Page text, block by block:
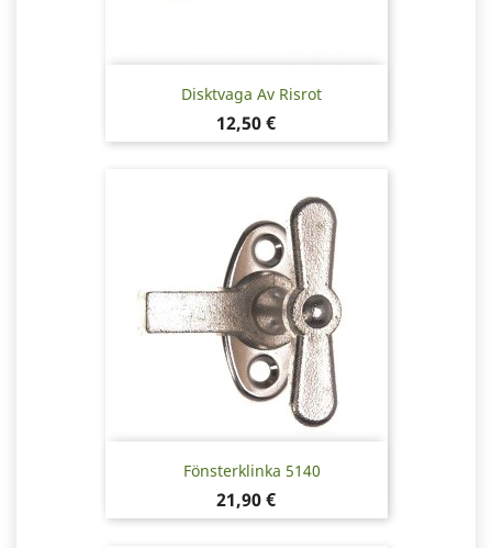
Disktvaga Av Risrot
Pris
12,50 €
Fönsterklinka 5140
Pris
21,90 €